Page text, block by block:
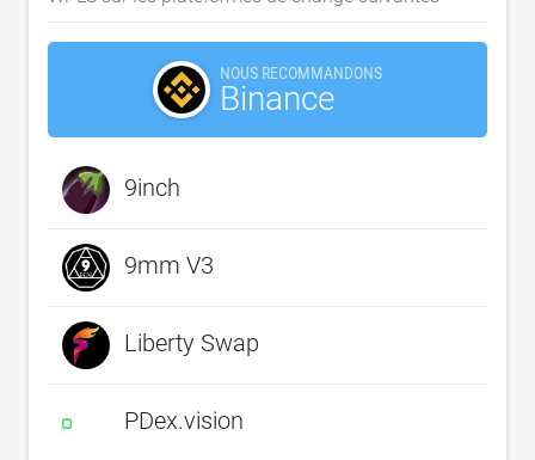
NOUS RECOMMANDONS
Binance
9inch
9mm V3
Liberty Swap
PDex.vision